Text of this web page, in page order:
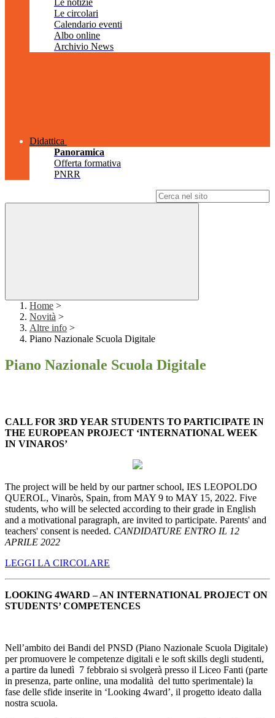
Le notizie
Le circolari
Calendario eventi
Albo online
Archivio News
Didattica
Panoramica
Offerta formativa
PNRR
Home >
Novità >
Altre info >
Piano Nazionale Scuola Digitale
Piano Nazionale Scuola Digitale
CALL FOR 3RD YEAR STUDENTS TO PARTICIPATE IN
THE EUROPEAN PROJECT ‘INTERNATIONAL WEEK
IN VINAROS’
The project will be held by our partner school, IES LEOPOLDO
QUEROL, Vinaròs, Spain, from MAY 9 to MAY 15, 2022. Five
students, who will be selected according to their grade in English
and a motivational paragraph, are invited to participate. Parents' and
teachers' consent is needed. CANDIDATURE ENTRO IL 12
APRILE 2022
LEGGI LA CIRCOLARE
LOOKING 4WARD – AN INTERNATIONAL PROJECT ON
STUDENTS’ COMPETENCES
Nell’ambito dei Bandi del PNSD (Piano Nazionale Scuola Digitale)
per promuovere le competenze digitali e le soft skills degli studenti,
a partire da lunedì 7 febbraio si svolgerà presso il Liceo Fanti (parte
in presenza, parte online, una modalità del tutto sperimentale) la
fase delle sfide inserite in ‘Looking 4ward’, il progetto ideato dalla
nostra scuola.